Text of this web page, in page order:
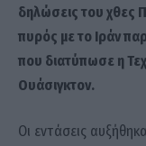
δηλώσεις του χθες
πυρός με το Ιράν
που διατύπωσε η
Ουάσιγκτον.
Οι εντάσεις